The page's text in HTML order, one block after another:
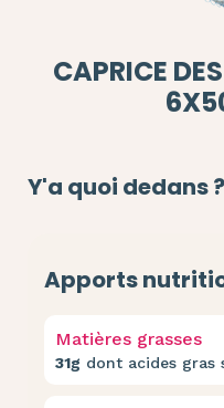
CAPRICE
Y'a quoi dedans ?
Apports
Matières grasses
31g dont acides gras